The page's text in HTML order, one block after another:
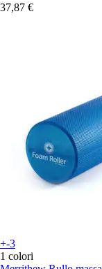
37,87 €
+-3
1 colori